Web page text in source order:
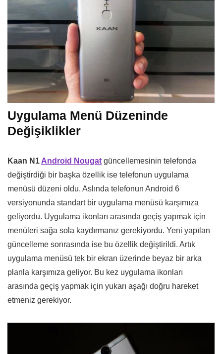
Uygulama Menü Düzeninde
Değişiklikler
Kaan N1 Android Nougat güncellemesinin telefonda
değiştirdiği bir başka özellik ise telefonun uygulama
menüsü düzeni oldu. Aslında telefonun Android 6
versiyonunda standart bir uygulama menüsü karşımıza
geliyordu. Uygulama ikonları arasında geçiş yapmak için
menüleri sağa sola kaydırmanız gerekiyordu. Yeni yapılan
güncelleme sonrasında ise bu özellik değiştirildi. Artık
uygulama menüsü tek bir ekran üzerinde beyaz bir arka
planla karşımıza geliyor. Bu kez uygulama ikonları
arasında geçiş yapmak için yukarı aşağı doğru hareket
etmeniz gerekiyor.